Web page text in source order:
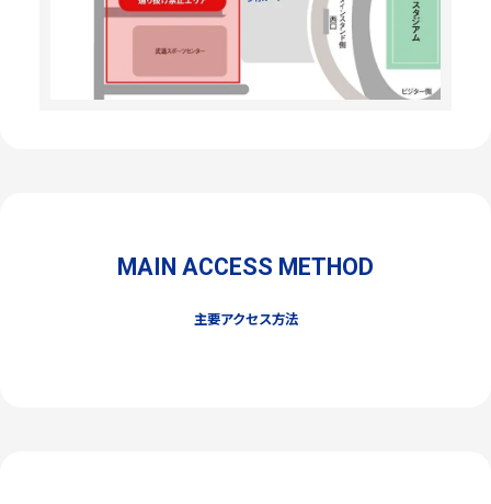
主要アクセス方法
MAIN ACCESS METHOD